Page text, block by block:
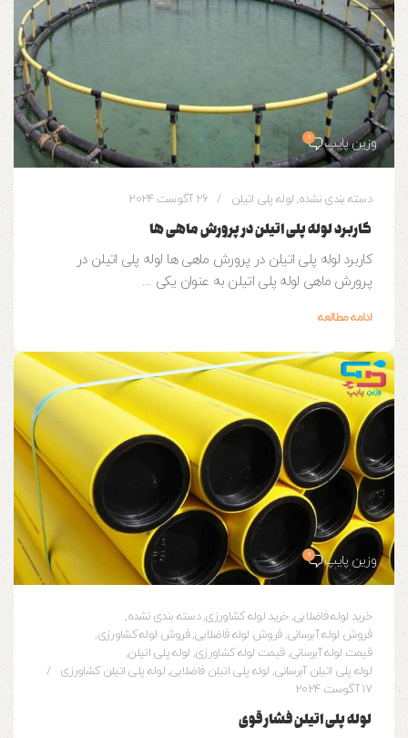
وزین پایپ 0
دسته بندی نشده, لوله پلی اتیلن 26 آگوست 2024
کاربرد لوله پلی اتیلن در پرورش ماهی ها
کاربرد لوله پلی اتیلن در پرورش ماهی ها لوله پلی اتیلن در
پرورش ماهی لوله پلی اتیلن به عنوان یکی ...
ادامه مطالعه
وزین پایپ 0
خرید لوله فاضلابی,خرید لوله کشاورزی,دسته بندی نشده,
فروش لوله آبرسانی,فروش لوله فاضلابی,فروش لوله کشاورزی,
قیمت لوله آبرسانی,قیمت لوله کشاورزی, لوله پلی اتیلن,
لوله پلی اتیلن آبرسانی, لوله پلی اتیلن فاضلابی,لوله پلی اتیلن کشاورزی
17 آگوست 2024
لوله پلی اتیلن فشار قوی